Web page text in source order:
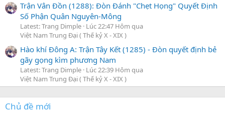
Trận Vân Đồn (1288): Đòn Đánh "Chẹt Họng" Quyết Định
Số Phận Quân Nguyên-Mông
Latest: Trang Dimple Lúc 22:47 Hôm qua
Việt Nam Trung Đại ( Thế kỷ X - XIX )
Hào khí Đông A: Trận Tây Kết (1285) - Đòn quyết định bẻ
gãy gọng kìm phương Nam
Latest: Trang Dimple Lúc 22:39 Hôm qua
Việt Nam Trung Đại ( Thế kỷ X - XIX )
Chủ đề mới